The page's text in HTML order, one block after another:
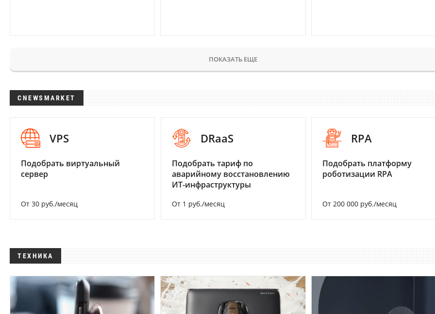
ПОКАЗАТЬ ЕЩЕ
CNEWSMARKET
VPS
Подобрать виртуальный
сервер
От 30 руб./месяц
DRaaS
Подобрать тариф по
аварийному восстановлению
ИТ-инфраструктуры
От 1 руб./месяц
RPA
Подобрать платформу
роботизации RPA
От 200 000 руб./месяц
ТЕХНИКА